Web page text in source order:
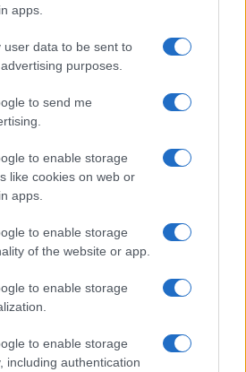
apps.
user data to be sent to
purposes.
to send me
to enable storage
like cookies on web or
apps.
to enable storage
of the website or app.
to enable storage
to enable storage
including authentication
la fine di un lungo dolore: storia e
strada che segnò la Gallura
campagne di Berchidda, rischio per
via i cancelli del cantiere: la Gallura
residenti a Palau, il Comune